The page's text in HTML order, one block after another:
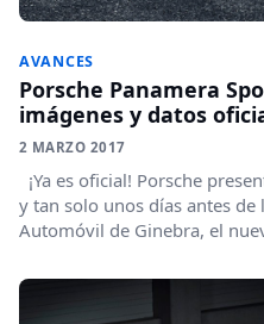
AVANCES
Porsche Panamera
imágenes y datos
2 MARZO 2017
¡Ya es oficial! Porsche
y tan solo unos días antes de
Automóvil de Ginebra, el